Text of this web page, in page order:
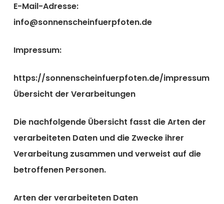
E-Mail-Adresse:
info@sonnenscheinfuerpfoten.de
Impressum:
https://sonnenscheinfuerpfoten.de/impressum
Übersicht der Verarbeitungen
Die nachfolgende Übersicht fasst die Arten der
verarbeiteten Daten und die Zwecke ihrer
Verarbeitung zusammen und verweist auf die
betroffenen Personen.
Arten der verarbeiteten Daten